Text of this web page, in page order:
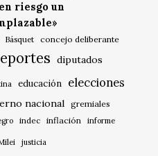
riesgo un
Básquet concejo deliberante
diputados
educación elecciones
nacional gremiales
indec inflación informe
justicia